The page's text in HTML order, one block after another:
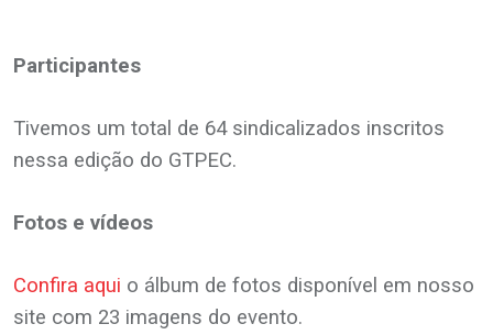
Participantes
Tivemos um total de 64 sindicalizados inscritos
nessa edição do GTPEC.
Fotos e vídeos
Confira aqui o álbum de fotos disponível em nosso
site com 23 imagens do evento.